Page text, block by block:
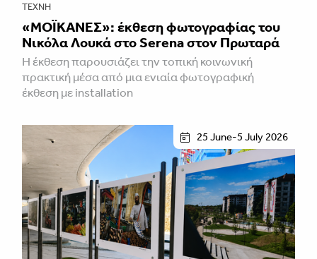
ΤΈΧΝΗ
«ΜΟΪΚΑΝΕΣ»: έκθεση φωτογραφίας του
Νικόλα Λουκά στο Serena στον Πρωταρά
H έκθεση παρουσιάζει την τοπική κοινωνική
πρακτική μέσα από μια ενιαία φωτογραφική
έκθεση με installation
25 June-5 July 2026